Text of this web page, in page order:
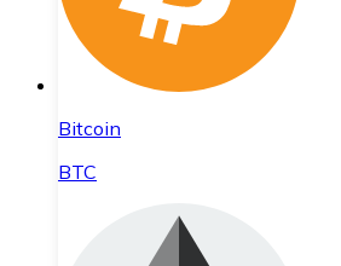
Bitcoin
BTC